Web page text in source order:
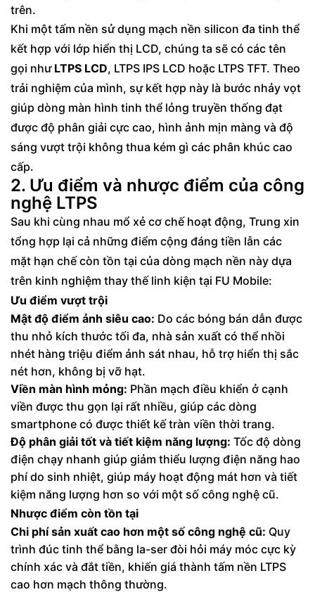
trên.
Khi một tấm nền sử dụng mạch nền silicon đa tinh thể
kết hợp với lớp hiển thị LCD, chúng ta sẽ có các tên
gọi như LTPS LCD, LTPS IPS LCD hoặc LTPS TFT. Theo
trải nghiệm của mình, sự kết hợp này là bước nhảy vọt
giúp dòng màn hình tinh thể lỏng truyền thống đạt
được độ phân giải cực cao, hình ảnh mịn màng và độ
sáng vượt trội không thua kém gì các phân khúc cao
cấp.
2. Ưu điểm và nhược điểm của công
nghệ LTPS
Sau khi cùng nhau mổ xẻ cơ chế hoạt động, Trung xin
tổng hợp lại cả những điểm cộng đáng tiền lẫn các
mặt hạn chế còn tồn tại của dòng mạch nền này dựa
trên kinh nghiệm thay thế linh kiện tại FU Mobile:
Ưu điểm vượt trội
Mật độ điểm ảnh siêu cao: Do các bóng bán dẫn được
thu nhỏ kích thước tối đa, nhà sản xuất có thể nhồi
nhét hàng triệu điểm ảnh sát nhau, hỗ trợ hiển thị sắc
nét hơn, không bị vỡ hạt.
Viền màn hình mỏng: Phần mạch điều khiển ở cạnh
viền được thu gọn lại rất nhiều, giúp các dòng
smartphone có được thiết kế tràn viền thời trang.
Độ phân giải tốt và tiết kiệm năng lượng: Tốc độ dòng
điện chạy nhanh giúp giảm thiểu lượng điện năng hao
phí do sinh nhiệt, giúp máy hoạt động mát hơn và tiết
kiệm năng lượng hơn so với một số công nghệ cũ.
Nhược điểm còn tồn tại
Chi phí sản xuất cao hơn một số công nghệ cũ: Quy
trình đúc tinh thể bằng la-ser đòi hỏi máy móc cực kỳ
chính xác và đắt tiền, khiến giá thành tấm nền LTPS
cao hơn mạch thông thường.